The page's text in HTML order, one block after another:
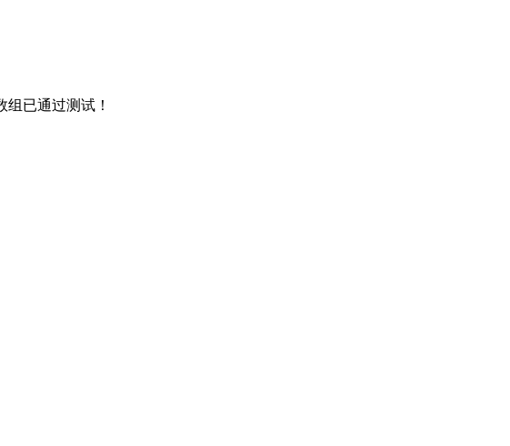
已通过测试！